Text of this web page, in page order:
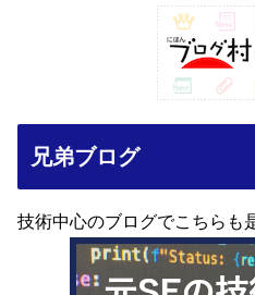
兄弟ブログ
技術中心のブログでこちらも